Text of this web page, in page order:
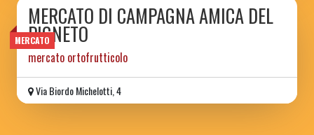
MERCATO
MERCATO DI CAMPAGNA AMICA DEL
PIGNETO
mercato ortofrutticolo
Via Biordo Michelotti, 4